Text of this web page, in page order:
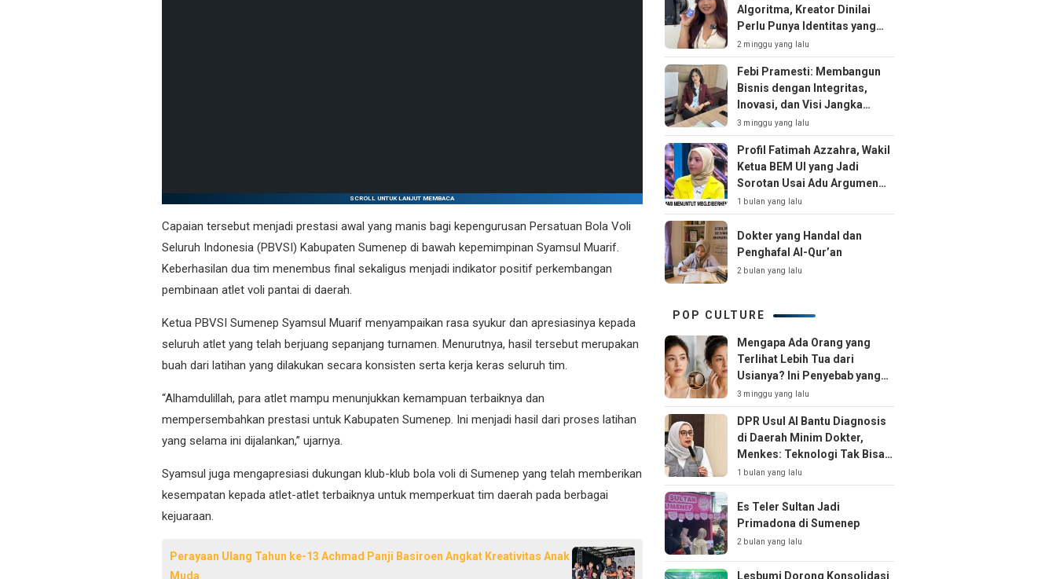
SCROLL UNTUK LANJUT MEMBACA
Capaian tersebut menjadi prestasi awal yang manis bagi kepengurusan Persatuan Bola Voli
Seluruh Indonesia (PBVSI) Kabupaten Sumenep di bawah kepemimpinan Syamsul Muarif.
Keberhasilan dua tim menembus final sekaligus menjadi indikator positif perkembangan
pembinaan atlet voli pantai di daerah.
Ketua PBVSI Sumenep Syamsul Muarif menyampaikan rasa syukur dan apresiasinya kepada
seluruh atlet yang telah berjuang sepanjang turnamen. Menurutnya, hasil tersebut merupakan
buah dari latihan yang dilakukan secara konsisten serta kerja keras seluruh tim.
“Alhamdulillah, para atlet mampu menunjukkan kemampuan terbaiknya dan
mempersembahkan prestasi untuk Kabupaten Sumenep. Ini menjadi hasil dari proses latihan
yang selama ini dijalankan,” ujarnya.
Syamsul juga mengapresiasi dukungan klub-klub bola voli di Sumenep yang telah memberikan
kesempatan kepada atlet-atlet terbaiknya untuk memperkuat tim daerah pada berbagai
kejuaraan.
Perayaan Ulang Tahun ke-13 Achmad Panji Basiroen Angkat Kreativitas Anak
Muda
Algoritma, Kreator Dinilai
Perlu Punya Identitas yang
Kuat
2 minggu yang lalu
Febi Pramesti: Membangun
Bisnis dengan Integritas,
Inovasi, dan Visi Jangka
Panjang
3 minggu yang lalu
Profil Fatimah Azzahra, Wakil
Ketua BEM UI yang Jadi
Sorotan Usai Adu Argumen
soal MBG
1 bulan yang lalu
Dokter yang Handal dan
Penghafal Al-Qur’an
2 bulan yang lalu
POP CULTURE
Mengapa Ada Orang yang
Terlihat Lebih Tua dari
Usianya? Ini Penyebab yang
Jarang Disadari
3 minggu yang lalu
DPR Usul AI Bantu Diagnosis
di Daerah Minim Dokter,
Menkes: Teknologi Tak Bisa
Gantikan Peran Dokter
1 bulan yang lalu
Es Teler Sultan Jadi
Primadona di Sumenep
2 bulan yang lalu
Lesbumi Dorong Konsolidasi